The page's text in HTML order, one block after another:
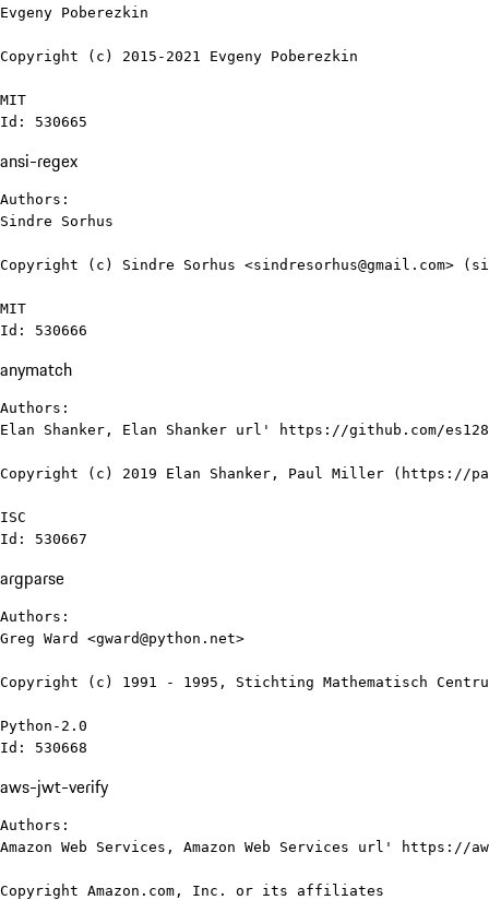
Evgeny Poberezkin
Copyright (c) 2015-2021 Evgeny Poberezkin
MIT
Id: 530665
ansi-regex
Authors:
Sindre Sorhus
Copyright (c) Sindre Sorhus <sindresorhus@gmail.com>
MIT
Id: 530666
anymatch
Authors:
Elan Shanker, Elan Shanker url' https://github.com/es128
Copyright (c) 2019 Elan Shanker, Paul Miller (https://
ISC
Id: 530667
argparse
Authors:
Greg Ward <gward@python.net>
Copyright (c) 1991 - 1995, Stichting Mathematisch
Python-2.0
Id: 530668
aws-jwt-verify
Authors:
Amazon Web Services, Amazon Web Services url' https://
Copyright Amazon.com, Inc. or its affiliates